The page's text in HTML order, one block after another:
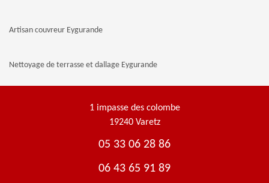
Artisan couvreur Eygurande
Nettoyage de terrasse et dallage Eygurande
1 impasse des colombe
19240 Varetz
05 33 06 28 86
06 43 65 91 89